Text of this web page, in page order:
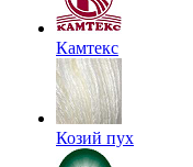
Камтекс
Козий пух